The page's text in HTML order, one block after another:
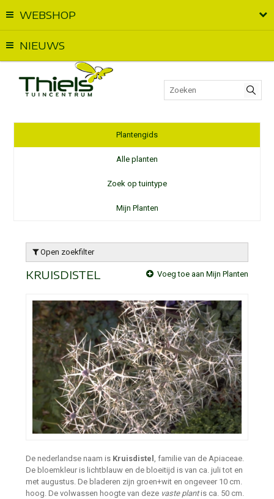
WEBSHOP
NIEUWS
Plantengids
Alle planten
Zoek op tuintype
Mijn Planten
Open zoekfilter
KRUISDISTEL Voeg toe aan Mijn Planten
De nederlandse naam is Kruisdistel , familie van de Apiaceae.
De bloemkleur is lichtblauw en de bloeitijd is van ca. juli tot en
met augustus. De bladeren zijn groen+wit en ongeveer 10 cm.
hoog. De volwassen hoogte van deze vaste plantis ca. 50 cm.